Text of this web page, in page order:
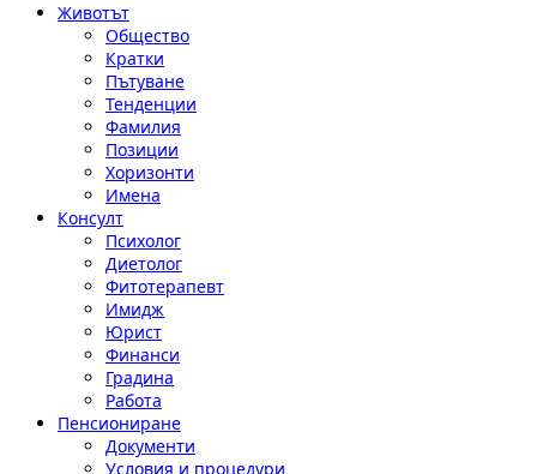
Животът
Общество
Кратки
Пътуване
Тенденции
Фамилия
Позиции
Хоризонти
Имена
Консулт
Психолог
Диетолог
Фитотерапевт
Имидж
Юрист
Финанси
Градина
Работа
Пенсиониране
Документи
Условия и процедури